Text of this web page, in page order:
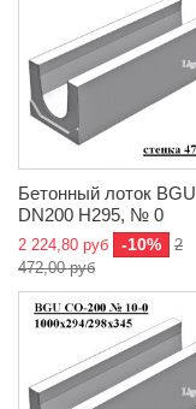
Бетонный лоток BGU
DN200 H295, № 0
2 224,80 руб -10%
2
472,00 руб